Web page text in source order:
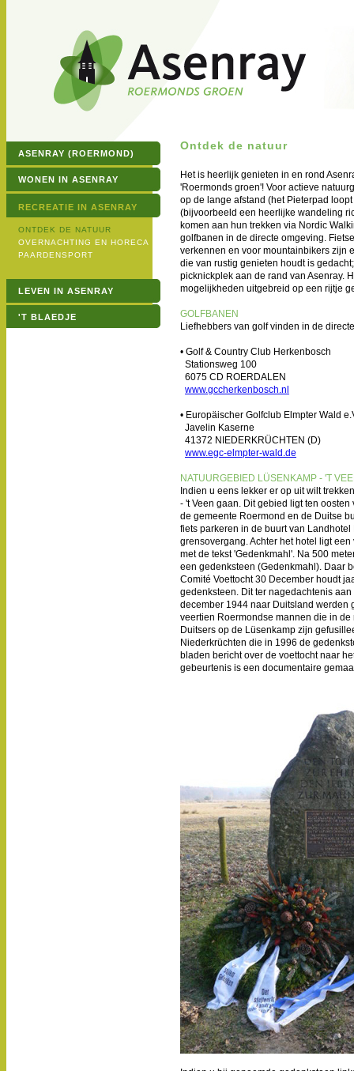
'T BLAEDJE
Ontdek de natuur
Het is heerlijk genieten in en rond
'Roermonds groen'! Voor actieve
op de lange afstand (het Pieterpad
(bijvoorbeeld een heerlijke wandeling
komen aan hun trekken via Nordic
golfbanen in de directe omgeving.
verkennen en voor mountainbikers zijn
die van rustig genieten houdt is
picknickplek aan de rand van Asenray.
mogelijkheden uitgebreid op een rijtje
GOLFBANEN
Liefhebbers van golf vinden in de
• Golf & Country Club Herkenbosch
Stationsweg 100
6075 CD ROERDALEN
www.gccherkenbosch.nl
• Europäischer Golfclub Elmpter Wald
Javelin Kaserne
41372 NIEDERKRÜCHTEN (D)
www.egc-elmpter-wald.de
NATUURGEBIED LÜSENKAMP - 'T
Indien u eens lekker er op uit wilt
- 't Veen gaan. Dit gebied ligt ten
de gemeente Roermond en de Duitse
fiets parkeren in de buurt van
grensovergang. Achter het hotel ligt
met de tekst 'Gedenkmahl'. Na 500
een gedenksteen (Gedenkmahl). Daar
Comité Voettocht 30 December houdt
gedenksteen. Dit ter nagedachtenis
december 1944 naar Duitsland werden
veertien Roermondse mannen die in
Duitsers op de Lüsenkamp zijn
Niederkrüchten die in 1996 de
bladen bericht over de voettocht naar
gebeurtenis is een documentaire
ONTDEK DE NATUUR
OVERNACHTING EN HORECA
PAARDENSPORT
ASENRAY (ROERMOND)
WONEN IN ASENRAY
RECREATIE IN ASENRAY
LEVEN IN ASENRAY